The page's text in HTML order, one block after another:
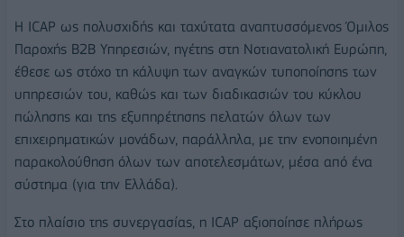
Η ICAP ως πολυσχιδής και ταχύτατα αναπτυσσόμενος Όμιλος
Παροχής Β2Β Υπηρεσιών, ηγέτης στη Νοτιανατολική Ευρώπη,
έθεσε ως στόχο τη κάλυψη των αναγκών τυποποίησης των
υπηρεσιών του, καθώς και των διαδικασιών του κύκλου
πώλησης και της εξυπηρέτησης πελατών όλων των
επιχειρηματικών μονάδων, παράλληλα, με την ενοποιημένη
παρακολούθηση όλων των αποτελεσμάτων, μέσα από ένα
σύστημα (για την Ελλάδα).
Στο πλαίσιο της συνεργασίας, η ICAP αξιοποίησε πλήρως